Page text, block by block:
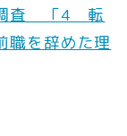
査 「4 転
を辞めた理